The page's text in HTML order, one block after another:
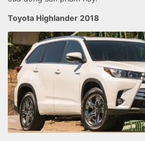
Toyota Highlander 2018